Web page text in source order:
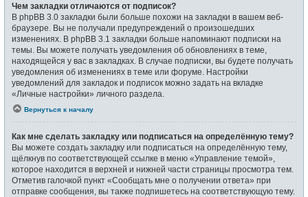
Чем закладки отличаются от подписок?
В phpBB 3.0 закладки были больше похожи на закладки в вашем веб-
браузере. Вы не получали предупреждений о произошедших
изменениях. В phpBB 3.1 закладки больше напоминают подписки на
темы. Вы можете получать уведомления об обновлениях в теме,
находящейся у вас в закладках. В случае подписки, вы будете получать
уведомления об изменениях в теме или форуме. Настройки
уведомлений для закладок и подписок можно задать на вкладке
«Личные настройки» личного раздела.
Вернуться к началу
Как мне сделать закладку или подписаться на определённую тему?
Вы можете создать закладку или подписаться на определённую тему,
щёлкнув по соответствующей ссылке в меню «Управление темой»,
которое находится в верхней и нижней части страницы просмотра тем.
Отметив галочкой пункт «Сообщать мне о получении ответа» при
отправке сообщения, вы также подпишетесь на соответствующую тему.